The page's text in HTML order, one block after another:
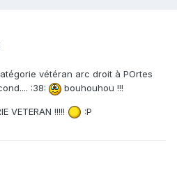
vétéran arc droit à POrtes
:38:
bouhouhou !!!
VETERAN !!!!! :P